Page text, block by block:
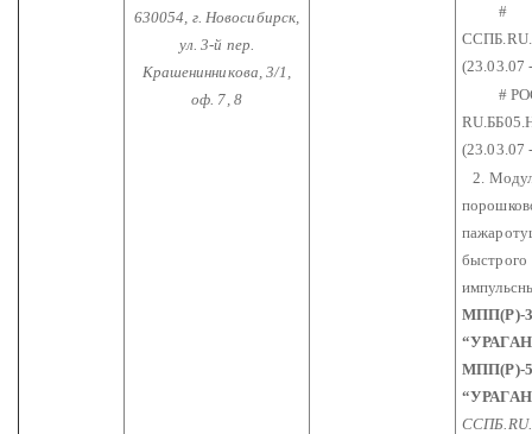
630054, г. Новосибирск,
ул. 3-й пер.
Крашенинникова, 3/1,
оф. 7, 8
#
(23.03.07
#
(23.03.07
2.
быстрого
МПП(Р)-
МПП(Р)-